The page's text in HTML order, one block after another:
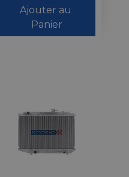
Ajouter au
Panier